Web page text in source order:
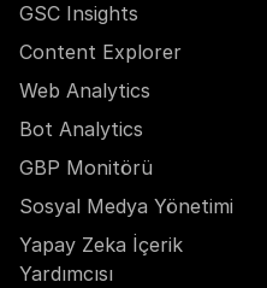
GSC Insights
Content Explorer
Web Analytics
Bot Analytics
GBP Monitörü
Sosyal Medya Yönetimi
Yapay Zeka İçerik
Yardımcısı